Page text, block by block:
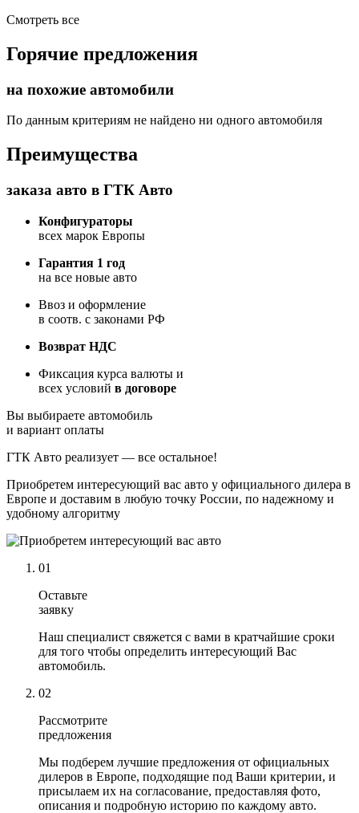
Смотреть все
Горячие предложения
на похожие автомобили
По данным критериям не найдено ни одного автомобиля
Преимущества
заказа авто в ГТК Авто
Конфигураторы
всех марок Европы
Гарантия 1 год
на все новые авто
Ввоз и оформление
в соотв. с законами РФ
Возврат НДС
Фиксация курса валюты и
всех условий в договоре
Вы выбираете автомобиль
и вариант оплаты
ГТК Авто реализует — все остальное!
Приобретем интересующий вас авто у официального дилера в
Европе и доставим в любую точку России, по надежному и
удобному алгоритму
01
Оставьте
заявку
Наш специалист свяжется с вами в кратчайшие сроки
для того чтобы определить интересующий Вас
автомобиль.
02
Рассмотрите
предложения
Мы подберем лучшие предложения от официальных
дилеров в Европе, подходящие под Ваши критерии, и
присылаем их на согласование, предоставляя фото,
описания и подробную историю по каждому авто.